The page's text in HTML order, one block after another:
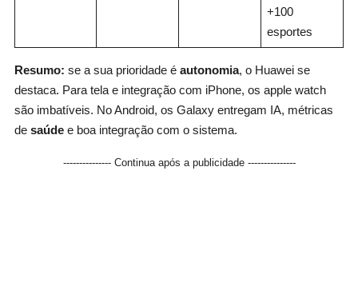
+100
esportes
Resumo: se a sua prioridade é autonomia, o Huawei se
destaca. Para tela e integração com iPhone, os apple watch
são imbatíveis. No Android, os Galaxy entregam IA, métricas
de saúdee boa integração com o sistema.
--------------- Continua após a publicidade ---------------